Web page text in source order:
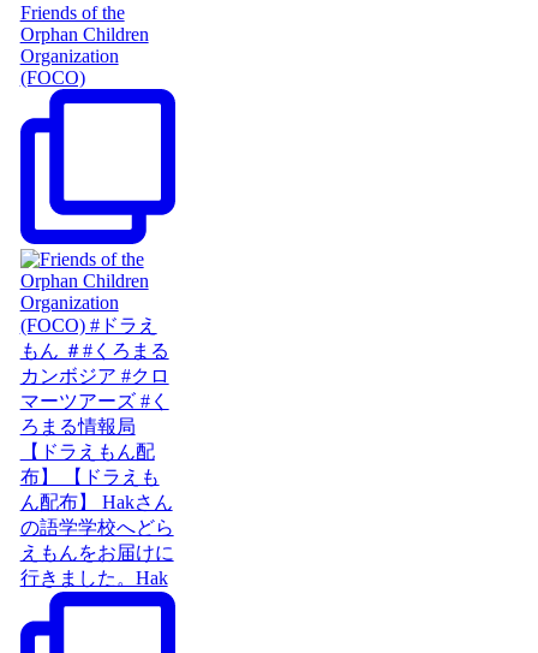
Friends of the
Orphan Children
Organization
(FOCO)
【ドラえもん配
布】 【ドラえも
ん配布】 Hakさん
の語学学校へどら
えもんをお届けに
行きました。Hak